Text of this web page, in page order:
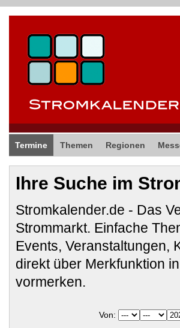
Termine Themen Regionen
Ihre Suche im
Stromkalender.de - Das
Strommarkt. Einfache
Events, Veranstaltungen,
direkt über Merkfunktion
vormerken.
Von: